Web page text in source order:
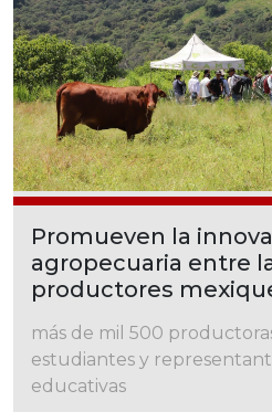
Promueven la
agropecuaria entre
productores
más de mil 500
estudiantes y
educativas